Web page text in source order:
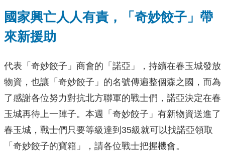
國家興亡人人有責，「奇妙餃子」帶
來新援助
代表「奇妙餃子」商會的「諾亞」，持續在春玉城發放
物資，也讓「奇妙餃子」的名號傳遍整個森之國，而為
了感謝各位努力對抗北方聯軍的戰士們，諾亞決定在春
玉城再待上一陣子。本週「奇妙餃子」有新物資送進了
春玉城，戰士們只要等級達到35級就可以找諾亞領取
「奇妙餃子的寶箱」，請各位戰士把握機會。